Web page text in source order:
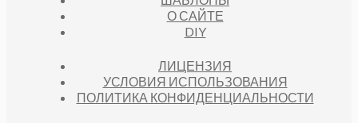
О САЙТЕ
DIY
ЛИЦЕНЗИЯ
УСЛОВИЯ ИСПОЛЬЗОВАНИЯ
ПОЛИТИКА КОНФИДЕНЦИАЛЬНОСТИ